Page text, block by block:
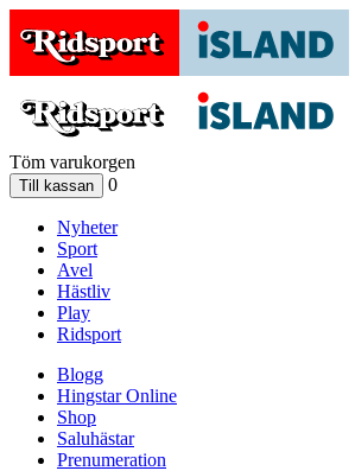
Töm varukorgen
0
Nyheter
Sport
Avel
Hästliv
Play
Ridsport
Blogg
Hingstar Online
Shop
Saluhästar
Prenumeration